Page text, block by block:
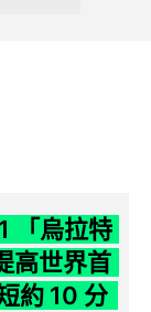
「烏拉特
高世界首
約 10 分